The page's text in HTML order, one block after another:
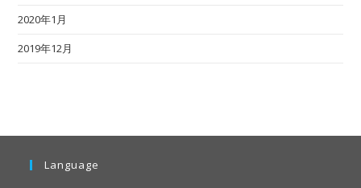
2020年1月
2019年12月
Language